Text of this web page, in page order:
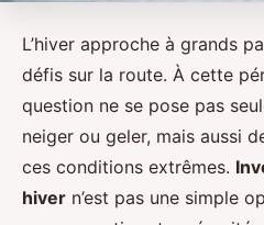
L’hiver approche à grands
défis sur la route. À cette
question ne se pose pas
neiger ou geler, mais aussi
ces conditions extrêmes.
hiver n’est pas une simple